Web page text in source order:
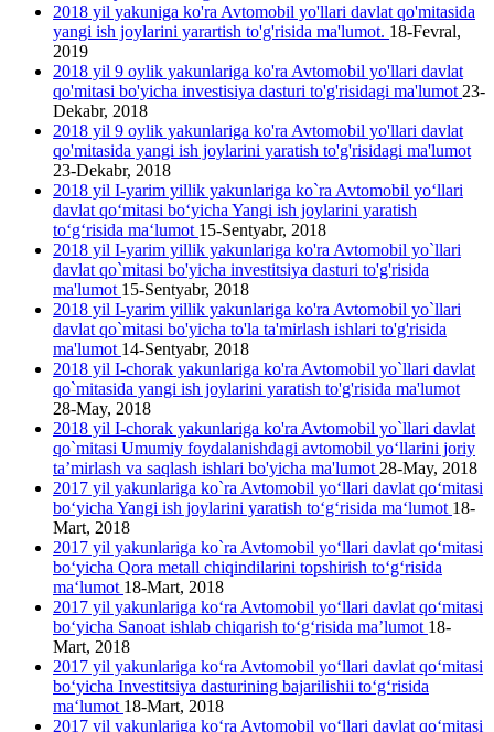
2018 yil yakuniga ko'ra Avtomobil yo'llari davlat qo'mitasida
yangi ish joylarini yarartish to'g'risida ma'lumot. 18-Fevral,
2019
2018 yil 9 oylik yakunlariga ko'ra Avtomobil yo'llari davlat
qo'mitasi bo'yicha investisiya dasturi to'g'risidagi ma'lumot 23-
Dekabr, 2018
2018 yil 9 oylik yakunlariga ko'ra Avtomobil yo'llari davlat
qo'mitasida yangi ish joylarini yаratish to'g'risidagi ma'lumot
23-Dekabr, 2018
2018 yil I-yarim yillik yakunlariga ko`ra Avtomobil yo‘llari
davlat qo‘mitasi bo‘yicha Yangi ish joylarini yaratish
to‘g‘risida ma‘lumot 15-Sentyabr, 2018
2018 yil I-yarim yillik yakunlariga ko'ra Avtomobil yo`llari
davlat qo`mitasi bo'yicha investitsiya dasturi to'g'risida
ma'lumot 15-Sentyabr, 2018
2018 yil I-yarim yillik yakunlariga ko'ra Avtomobil yo`llari
davlat qo`mitasi bo'yicha to'la ta'mirlash ishlari to'g'risida
ma'lumot 14-Sentyabr, 2018
2018 yil I-chorak yakunlariga ko'ra Avtomobil yo`llari davlat
qo`mitasida yangi ish joylarini yaratish to'g'risida ma'lumot
28-May, 2018
2018 yil I-chorak yakunlariga ko'ra Avtomobil yo`llari davlat
qo`mitasi Umumiy foydalanishdagi avtomobil yo‘llarini joriy
ta’mirlash va saqlash ishlari bo'yicha ma'lumot 28-May, 2018
2017 yil yakunlariga ko`ra Avtomobil yo‘llari davlat qo‘mitasi
bo‘yicha Yangi ish joylarini yaratish to‘g‘risida ma‘lumot 18-
Mart, 2018
2017 yil yakunlariga ko`ra Avtomobil yo‘llari davlat qo‘mitasi
bo‘yicha Qora metall chiqindilarini topshirish to‘g‘risida
ma‘lumot 18-Mart, 2018
2017 yil yakunlariga ko‘ra Avtomobil yo‘llari davlat qo‘mitasi
bo‘yicha Sanoat ishlab chiqarish to‘g‘risida ma’lumot 18-
Mart, 2018
2017 yil yakunlariga ko‘ra Avtomobil yo‘llari davlat qo‘mitasi
bo‘yicha Investitsiya dasturining bajarilishii to‘g‘risida
ma‘lumot 18-Mart, 2018
2017 yil yakunlariga ko‘ra Avtomobil yo‘llari davlat qo‘mitasi